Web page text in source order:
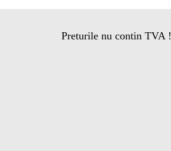
Preturile nu contin TVA !